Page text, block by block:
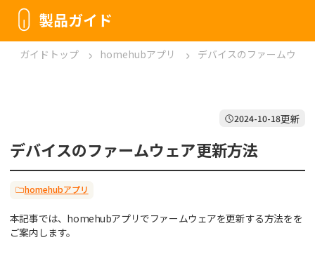
製品ガイド
ガイドトップ homehubアプリ デバイスのファームウェ
2024-10-18更新
デバイスのファームウェア更新方法
homehubアプリ
本記事では、homehubアプリでファームウェアを更新する方法をを
ご案内します。